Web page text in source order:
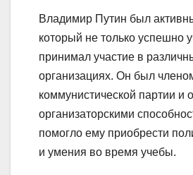
Владимир Путин был
который не только успешно
принимал участие в
организациях. Он был
коммунистической партии и
организаторскими
помогло ему приобрести
и умения во время учебы.